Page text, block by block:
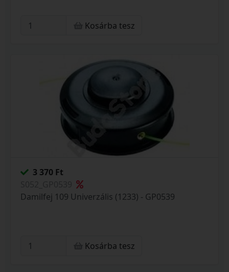
Kosárba tesz
3 370 Ft
Damilfej 109 Univerzális (1233) - GP0539
Kosárba tesz